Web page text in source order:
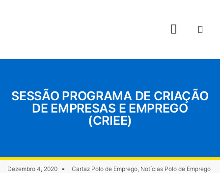
SESSÃO PROGRAMA DE CRIAÇÃO
DE EMPRESAS E EMPREGO
(CRIEE)
Dezembro 4, 2020 Cartaz Polo de Emprego, Notícias Polo de Emprego